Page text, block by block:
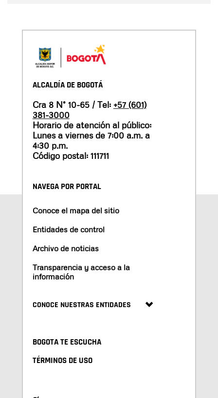
ALCALDÍA DE BOGOTÁ
Cra 8 N° 10-65 / Tel: +57 (601)
381-3000
Horario de atención al público:
Lunes a viernes de 7:00 a.m. a
4:30 p.m.
Código postal: 111711
NAVEGA POR PORTAL
Conoce el mapa del sitio
Entidades de control
Archivo de noticias
Transparencia y acceso a la
información
CONOCE NUESTRAS ENTIDADES
BOGOTA TE ESCUCHA
TÉRMINOS DE USO